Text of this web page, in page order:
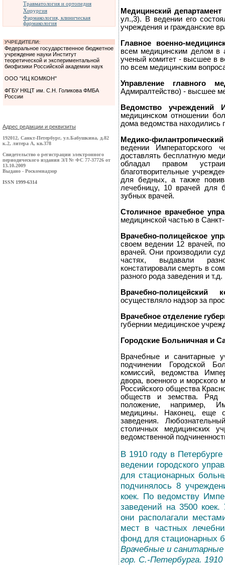
Травматология и ортопедия
Хирургия
Фармакология, клиническая
фармакология
УЧРЕДИТЕЛИ:
Федеральное государственное бюджетное
учреждение науки Институт
теоретической и экспериментальной
биофизики Российской академии наук
ООО "ИЦ КОМКОН"
ФГБУ НКЦТ им. С.Н. Голикова ФМБА
России
Адрес редакции и реквизиты
192012, Санкт-Петербург, ул.Бабушкина, д.82
к.2, литера А, кв.378
Свидетельство о регистрации электронного
периодического издания ЭЛ № ФС 77-37726 от
13.10.2009
Выдано - Роскомнадзор
ISSN 1999-6314
Медицинский
ул.,3). В ведении его
учреждения и гражданские
Главное военно-
всем медицинским делом в
ученый комитет - высшее в
по всем медицинским
Управление главного
Адмиралтейство) - высшее
Ведомство
медицинском отношении
дома ведомства находились
Медико-
ведении Императорского
доставлять бесплатную
обладал правом
благотворительные
для бедных, а также
лечебницу, 10 врачей для
зубных врачей.
Столичное врачебное
медицинской частью в
Врачебно-полицейское
своем ведении 12 врачей,
врачей. Они производили
частях, выдавали
констатировали смерть в
разного рода заведения и т.д.
Врачебно-полицейский
осуществляло надзор за
Врачебное отделение
губернии медицинское
Городские Больничная и
Врачебные и санитарные
подчинении Городской
комиссий, ведомства
двора, военного и морского
Российского общества
обществ и земства. Ряд
положение, например,
медицины. Наконец, еще
заведения.
столичных медицинских
ведомственной
В 1910 году в
ведении городского
для стационарных
подчинялось 8
коек. По ведомству
заведений на 3500
они располагали
мест в частных
фонд для стационарных
Врачебные и санитарные
гор. С.-Петербурга. 1910